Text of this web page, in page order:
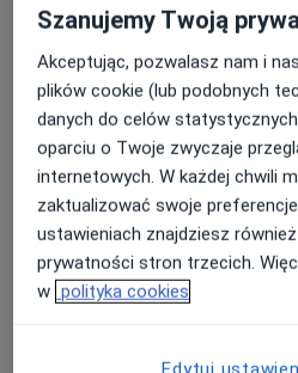
chęcią lepszego
pracy nad sobą i
działania, radzenia sobie
konsekwencjami
traumatycznych,
i innymi tematami, które
żywe…
jak wychodzić do życia i
w życiu
jak czuć swoją moc i
swoje życie i żyć
zdecydowane na rozwój,
swojego życia.
Nie pracuję z osobami z:
zaburzeniami
tendencjami do
samobójczej w ciągu
aktywnymi,
wielowymiarowość natury
Szanujemy Twoją
Akceptując, pozwalasz nam i
plików cookie (lub podobnych
danych do celów
oparciu o Twoje zwyczaje
internetowych. W każdej chwili
zaktualizować swoje
ustawieniach znajdziesz
prywatności stron trzecich.
w polityka cookies